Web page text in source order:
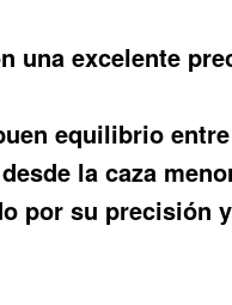
una excelente
equilibrio
la caza
por su precisión